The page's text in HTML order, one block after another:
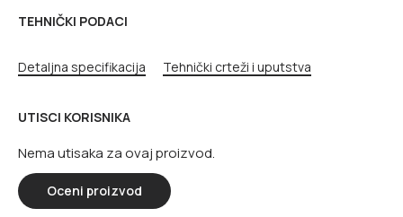
TEHNIČKI PODACI
Detaljna specifikacija Tehnički crteži i uputstva
UTISCI KORISNIKA
Nema utisaka za ovaj proizvod.
Oceni proizvod